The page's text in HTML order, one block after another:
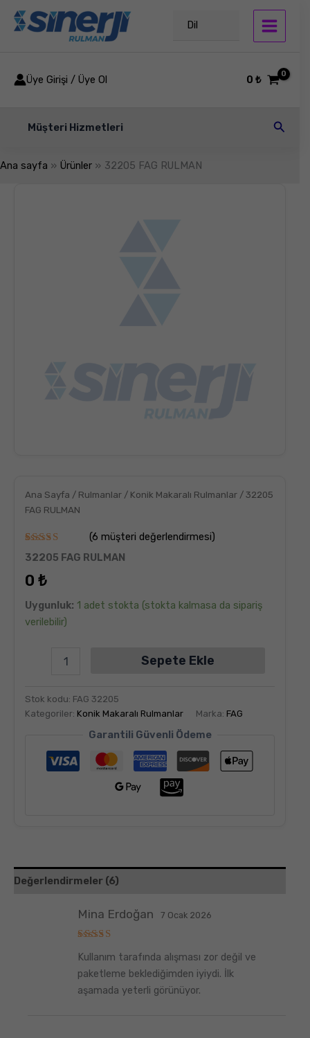
İçeriğe
atla
Dil
Üye Girişi / Üye Ol 0₺
Müşteri Hizmetleri Arama
Ana sayfa Ürünler 32205 FAG RULMAN
Ana Sayfa / Rulmanlar / Konik Makaralı Rulmanlar / 32205
FAG RULMAN
6
müşteri
puanına
5
5.00
puan
aldı
(6 müşteri değerlendirmesi)
32205 FAG RULMAN
0 ₺
Uygunluk: 1 adet stokta (stokta kalmasa da sipariş
verilebilir)
Sepete Ekle
Stok kodu: FAG 32205
Kategoriler: Konik Makaralı Rulmanlar Marka: FAG
Garantili Güvenli Ödeme
Değerlendirmeler (6)
üzerinden
oy aldı
Mina Erdoğan 7 Ocak 2026
Kullanım tarafında alışması zor değil ve
paketleme beklediğimden iyiydi. İlk
aşamada yeterli görünüyor.